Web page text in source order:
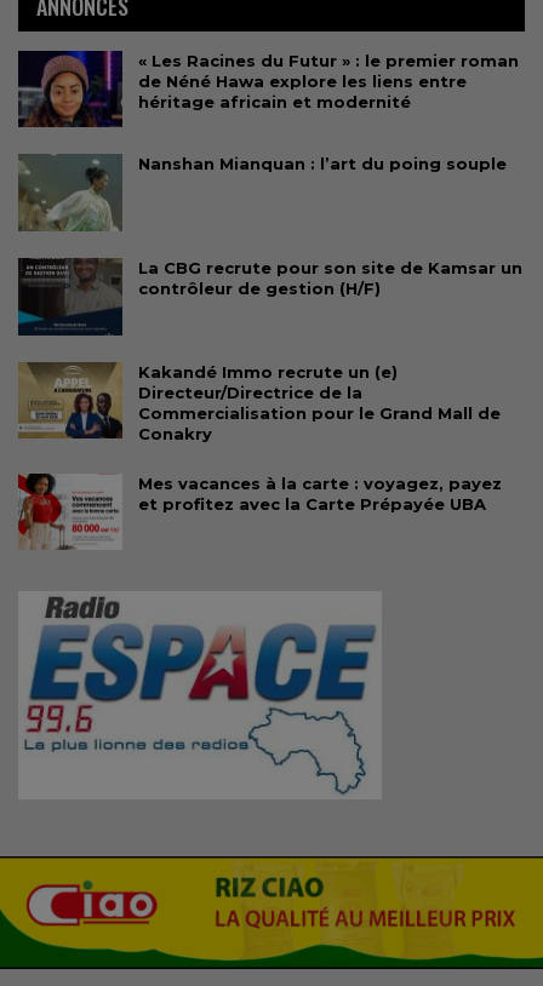
« Les Racines du Futur » : le premier roman
de Néné Hawa explore les liens entre
héritage africain et modernité
Nanshan Mianquan : l’art du poing souple
La CBG recrute pour son site de Kamsar un
contrôleur de gestion (H/F)
Kakandé Immo recrute un (e)
Directeur/Directrice de la
Commercialisation pour le Grand Mall de
Conakry
Mes vacances à la carte : voyagez, payez
et profitez avec la Carte Prépayée UBA